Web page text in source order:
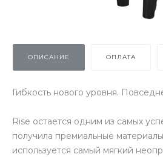
ОПИСАНИЕ ОПЛАТА
Гибкость нового уровня.
Rise остается одним из самых
получила премиальные
используется самый мягкий